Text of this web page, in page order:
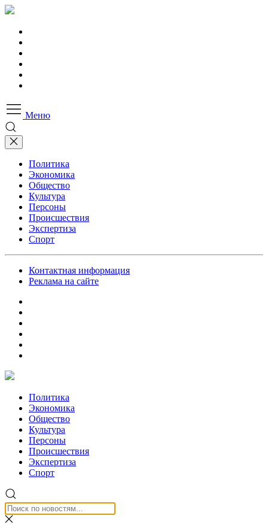
Меню
Политика
Экономика
Общество
Культура
Персоны
Происшествия
Экспертиза
Спорт
Контактная информация
Реклама на сайте
Политика
Экономика
Общество
Культура
Персоны
Происшествия
Экспертиза
Спорт